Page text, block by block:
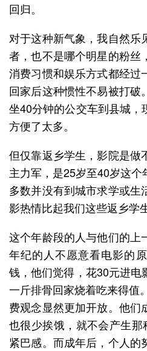
回归。
对于这种新气象，我自然乐
者，也不是哪个明星的粉丝
消费习惯和娱乐方式都经过
回家后这种惯性不易被打破
坐40分钟的公交车到县城
方便了太多。
但仅靠返乡学生，影院是做
主力军，是25岁至40岁这
多数并没有到城市求学或生
影热情比起我们这些返乡学
这个年龄段的人与他们的上
年纪的人不愿意看电影的
钱，他们觉得，花30元进
一斤排骨回家烧着吃来得值
费观念显然更加开放。他们
也很少挨饿，就不会产生那
紧巴感。而成年后，个人的